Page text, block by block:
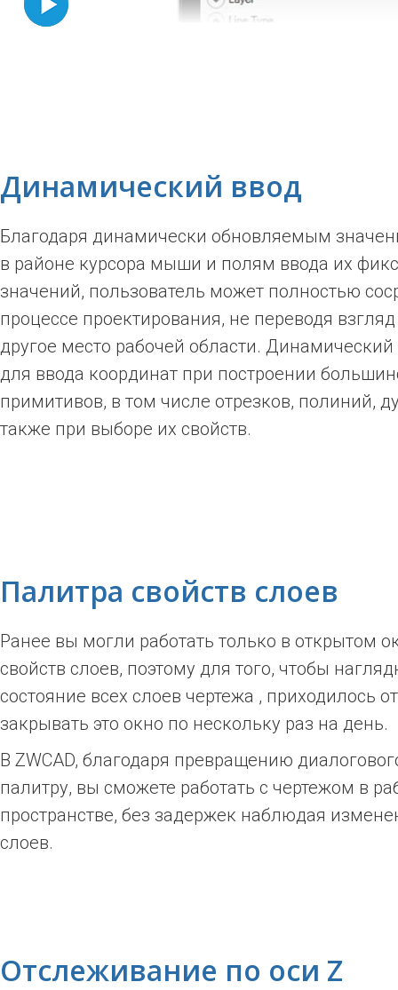
Динамический ввод
Благодаря динамически обновляемым
в районе курсора мыши и полям ввода их
значений, пользователь может полностью
процессе проектирования, не переводя
другое место рабочей области. Динамический
для ввода координат при построении
примитивов, в том числе отрезков, полиний,
также при выборе их свойств.
Палитра свойств слоев
Ранее вы могли работать только в открытом
свойств слоев, поэтому для того, чтобы
состояние всех слоев чертежа , приходилось
закрывать это окно по нескольку раз на день.
В ZWCAD, благодаря превращению
палитру, вы сможете работать с чертежом в
пространстве, без задержек наблюдая
слоев.
Отслеживание по оси Z